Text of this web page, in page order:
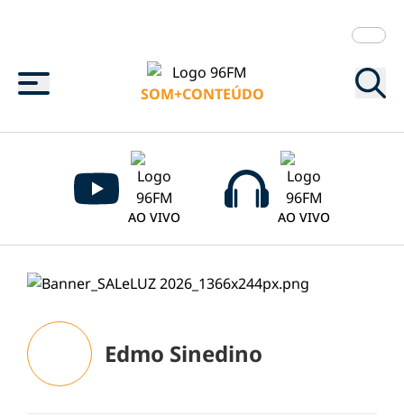
Menu
SOM+CONTEÚDO
AO VIVO AO VIVO
Edmo Sinedino